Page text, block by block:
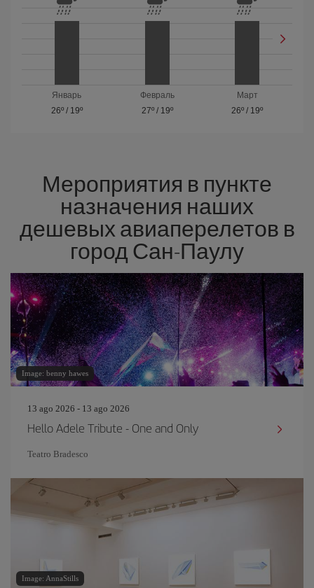
Январь
26º/ 19º
Февраль
27º/ 19º
Март
26º / 19º
Мероприятия в пункте
назначения наших
дешевых авиаперелетов в
город Сан-Паулу
Image: benny hawes
13 ago 2026 - 13 ago 2026
Hello Adele Tribute - One and Only
Teatro Bradesco
Image: AnnaStills